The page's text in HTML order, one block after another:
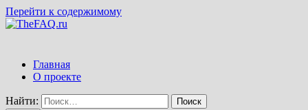
Перейти к содержимому
Главная
О проекте
Найти: